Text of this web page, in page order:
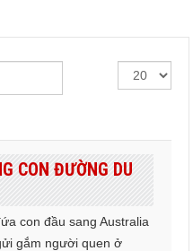
Hiển
thị
CON ĐƯỜNG DU
con đầu sang Australia
gắm người quen ở